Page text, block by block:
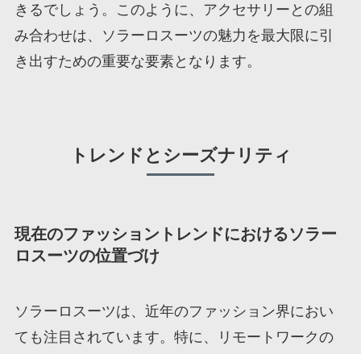
きるでしょう。このように、アクセサリーとの組
み合わせは、ソラーロスーツの魅力を最大限に引
き出すための重要な要素となります。
トレンドとシーズナリティ
現在のファッショントレンドにおけるソラー
ロスーツの位置づけ
ソラーロスーツは、近年のファッション界におい
ても注目されています。特に、リモートワークの